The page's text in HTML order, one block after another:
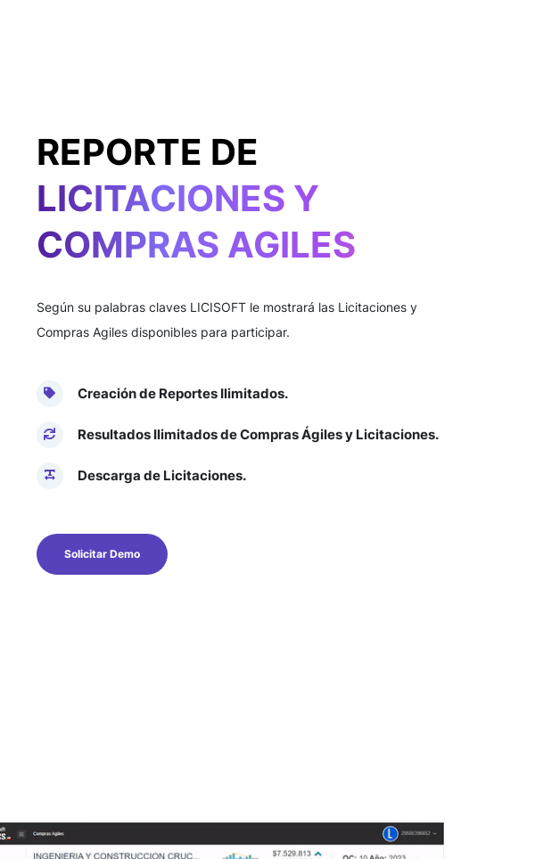
REPORTE DE
LICITACIONES Y
COMPRAS AGILES
Según su palabras claves LICISOFT le mostrará las Licitaciones y
Compras Agiles disponibles para participar.
Creación de Reportes Ilimitados.
Resultados Ilimitados de Compras Ágiles y Licitaciones.
Descarga de Licitaciones.
Solicitar Demo